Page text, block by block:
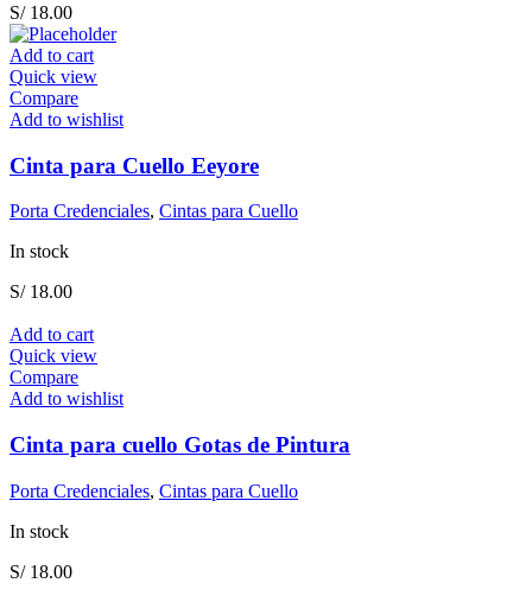
S/18.00
Add to cart
Quick view
Compare
Add to wishlist
Cinta para Cuello Eeyore
Porta Credenciales, Cintas para Cuello
In stock
S/18.00
Add to cart
Quick view
Compare
Add to wishlist
Cinta para cuello Gotas de Pintura
Porta Credenciales, Cintas para Cuello
In stock
S/18.00